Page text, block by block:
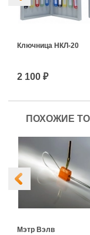
Ключница НКЛ-20
2 100 ₽
ПОХОЖИЕ
Мэтр Вэлв